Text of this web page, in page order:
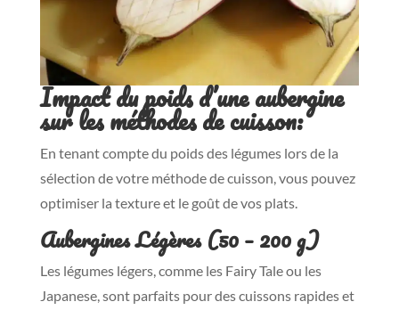
Impact du poids d’une aubergine
sur les méthodes de cuisson:
En tenant compte du poids des légumes lors de la
sélection de votre méthode de cuisson, vous pouvez
optimiser la texture et le goût de vos plats.
Aubergines Légères (50 – 200 g)
Les légumes légers, comme les Fairy Tale ou les
Japanese, sont parfaits pour des cuissons rapides et